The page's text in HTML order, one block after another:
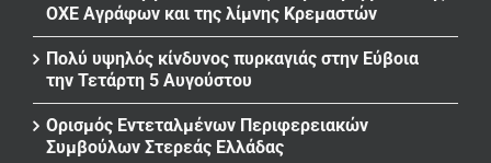
ΟΧΕ Αγράφων και της λίμνης Κρεμαστών
Πολύ υψηλός κίνδυνος πυρκαγιάς στην Εύβοια
την Τετάρτη 5 Αυγούστου
Ορισμός Εντεταλμένων Περιφερειακών
Συμβούλων Στερεάς Ελλάδας